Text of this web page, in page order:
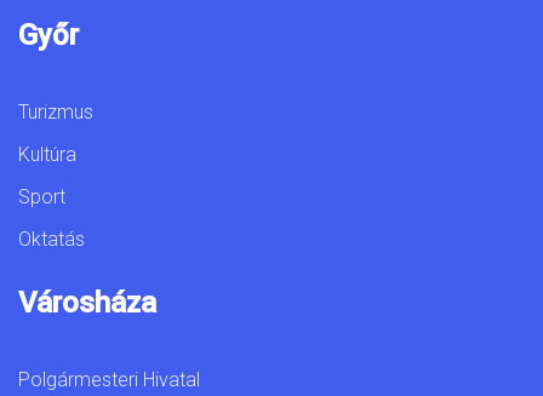
Győr
Turizmus
Kultúra
Sport
Oktatás
Városháza
Polgármesteri Hivatal